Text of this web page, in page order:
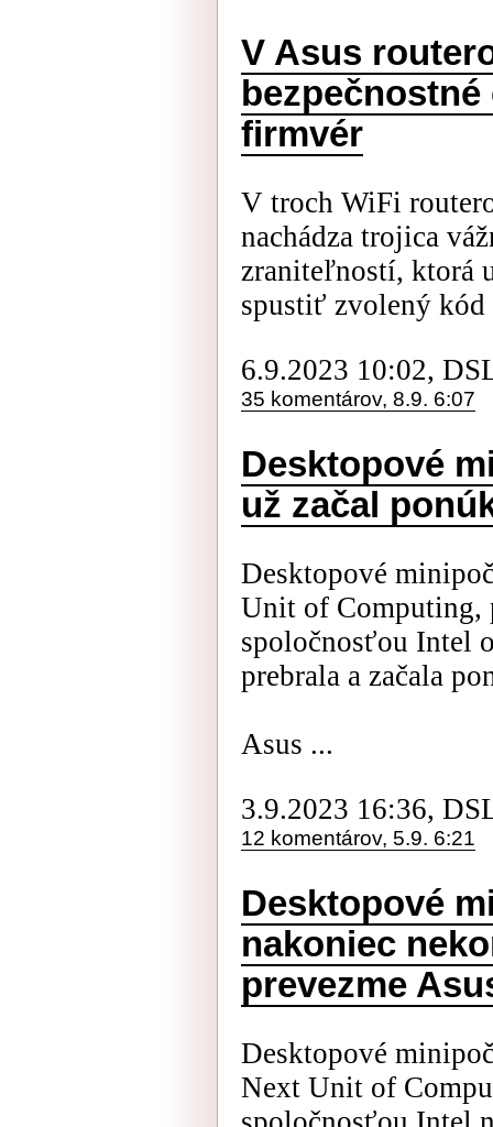
V Asus
firmvér
V troch WiFi
nachádza trojica
zraniteľností, ktorá
spustiť zvolený
6.9.2023 10:02,
35 komentárov, 8.9. 6:07
Desktopové
už začal
Desktopové
Unit of Computing,
spoločnosťou Intel
prebrala a začala
Asus ...
3.9.2023 16:36,
12 komentárov, 5.9. 6:21
Desktopové
nakoniec
prevezme
Desktopové
Next Unit of